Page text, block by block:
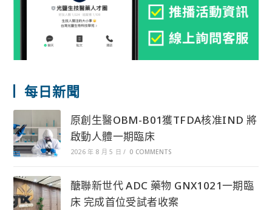
每日新聞
原創生醫OBM-B01獲TFDA核准IND 將
啟動人體一期臨床
2026 年 8 月 5 日 / 0 COMMENTS
醣聯新世代 ADC 藥物 GNX1021一期臨
床 完成首位受試者收案